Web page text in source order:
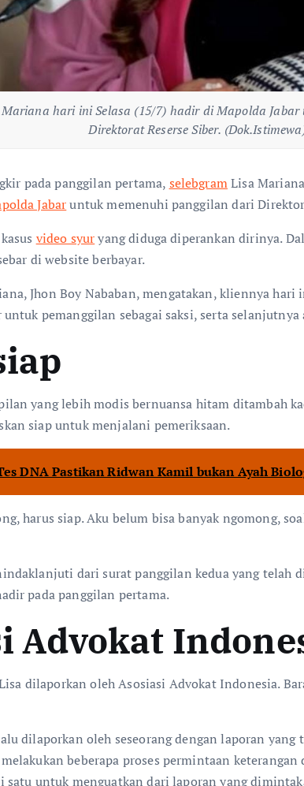
Mariana hari ini Selasa (15/7) hadir di Mapolda
Direktorat Reserse Siber.
pada panggilan pertama, selebgramLisa
Jabaruntuk memenuhi panggilan dari
video syuryang diduga diperankan dirinya.
di website berbayar.
Jhon Boy Nababan, mengatakan, kliennya
untuk pemanggilan sebagai saksi, serta
yang lebih modis bernuansa hitam ditambah
siap untuk menjalani pemeriksaan.
DNA Pastikan Ridwan Kamil bukan Ayah
harus siap. Aku belum bisa banyak ngomong,
dari surat panggilan kedua yang telah
pada panggilan pertama.
Advokat
dilaporkan oleh Asosiasi Advokat Indonesia.
dilaporkan oleh seseorang dengan laporan
melakukan beberapa proses permintaan
satu untuk menguatkan dari laporan yang